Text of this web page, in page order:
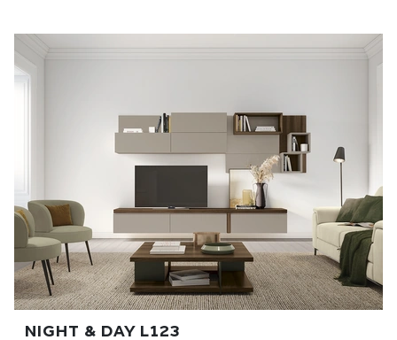
NIGHT & DAY L123